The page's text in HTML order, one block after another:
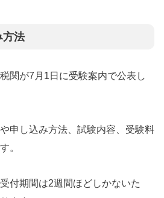
方法
関が7月1日に受験案内で公表し
申し込み方法、試験内容、受験料
。
付期間は2週間ほどしかないた